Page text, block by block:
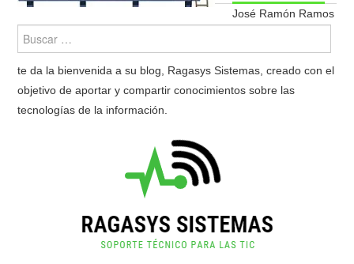
José Ramón Ramos
te da la bienvenida a su blog, Ragasys Sistemas, creado con el
objetivo de aportar y compartir conocimientos sobre las
tecnologías de la información.